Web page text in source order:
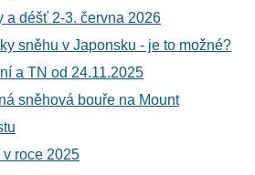
a déšť 2-3. června 2026
sněhu v Japonsku - je to možné?
a TN od 24.11.2025
sněhová bouře na Mount
v roce 2025